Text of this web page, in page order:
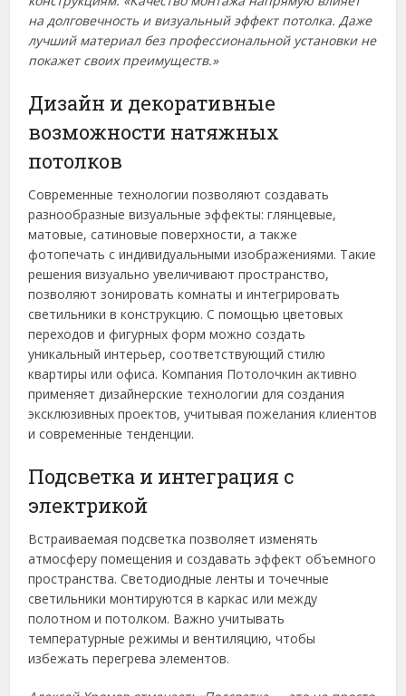
на долговечность и визуальный эффект потолка. Даже
лучший материал без профессиональной установки не
покажет своих преимуществ.»
Дизайн и декоративные
возможности натяжных
потолков
Современные технологии позволяют создавать
разнообразные визуальные эффекты: глянцевые,
матовые, сатиновые поверхности, а также
фотопечать с индивидуальными изображениями. Такие
решения визуально увеличивают пространство,
позволяют зонировать комнаты и интегрировать
светильники в конструкцию. С помощью цветовых
переходов и фигурных форм можно создать
уникальный интерьер, соответствующий стилю
квартиры или офиса. Компания Потолочкин активно
применяет дизайнерские технологии для создания
эксклюзивных проектов, учитывая пожелания клиентов
и современные тенденции.
Подсветка и интеграция с
электрикой
Встраиваемая подсветка позволяет изменять
атмосферу помещения и создавать эффект объемного
пространства. Светодиодные ленты и точечные
светильники монтируются в каркас или между
полотном и потолком. Важно учитывать
температурные режимы и вентиляцию, чтобы
избежать перегрева элементов.